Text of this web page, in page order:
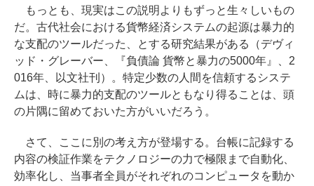
もっとも、現実はこの説明よりもずっと生々しいもの
だ。古代社会における貨幣経済システムの起源は暴力的
な支配のツールだった、とする研究結果がある（デヴィ
ッド・グレーバー、『負債論 貨幣と暴力の5000年』、2
016年、以文社刊）。特定少数の人間を信頼するシステ
ムは、時に暴力的支配のツールともなり得ることは、頭
の片隅に留めておいた方がいいだろう。
さて、ここに別の考え方が登場する。台帳に記録する
内容の検証作業をテクノロジーの力で極限まで自動化、
効率化し、当事者全員がそれぞれのコンピュータを動か